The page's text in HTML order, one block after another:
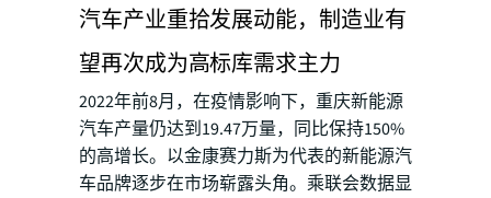
汽车产业重拾发展动能，制造业有
望再次成为高标库需求主力
2022年前8月，在疫情影响下，重庆新能源
汽车产量仍达到19.47万量，同比保持150%
的高增长。以金康赛力斯为代表的新能源汽
车品牌逐步在市场崭露头角。乘联会数据显